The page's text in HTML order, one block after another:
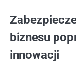
biznesu
innowacji